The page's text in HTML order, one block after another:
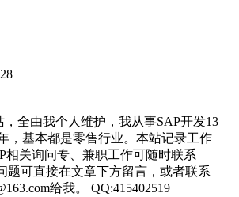
全由我个人维护，我从事SAP开发13
，基本都是零售行业。本站记录工作
相关询问专、兼职工作可随时联系
题可直接在文章下方留言，或者联系
给我。 QQ:415402519